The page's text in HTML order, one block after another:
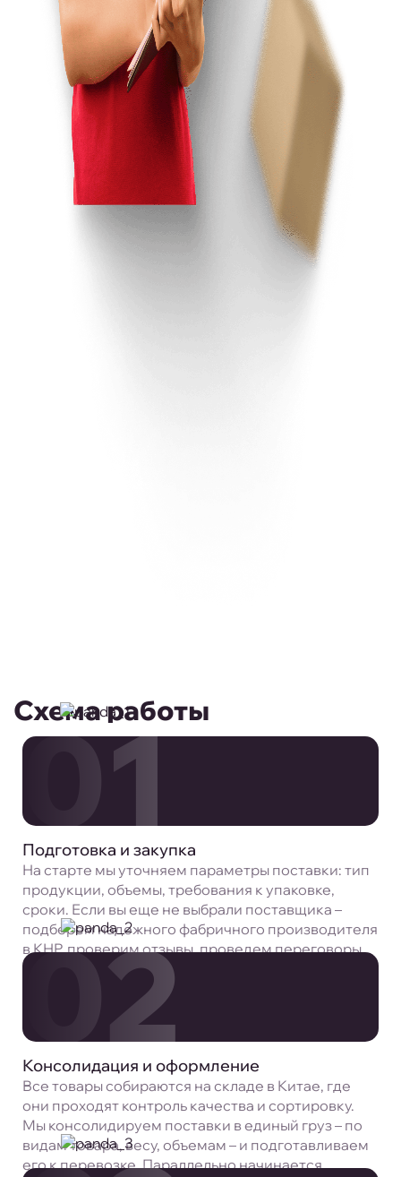
Схема работы
01
Подготовка и закупка
На старте мы уточняем параметры поставки: тип
продукции, объемы, требования к упаковке,
сроки. Если вы еще не выбрали поставщика –
подберем надежного фабричного производителя
в КНР, проверим отзывы, проведем переговоры,
запросим образцы. После утверждения заказа
происходит оплата и согласование отгрузки.
02
Консолидация и оформление
Все товары собираются на складе в Китае, где
они проходят контроль качества и сортировку.
Мы консолидируем поставки в единый груз – по
видам товара, весу, объемам – и подготавливаем
его к перевозке. Параллельно начинается